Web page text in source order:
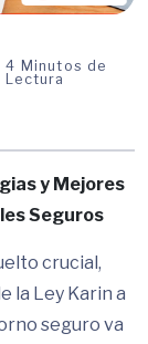
4 Minutos de
Lectura
y Mejores
Seguros
crucial,
la Ley Karin a
seguro va